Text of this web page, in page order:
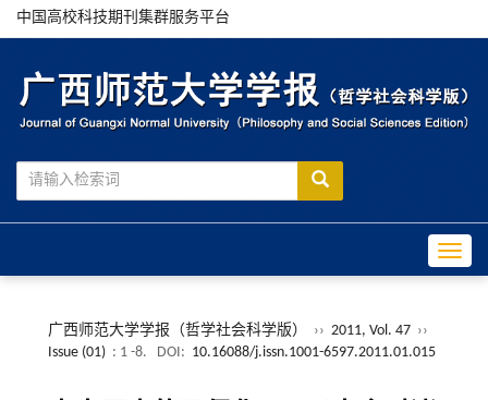
中国高校科技期刊集群服务平台
广西师范大学学报（哲学社会科学版） ›› 2011, Vol. 47 ››
Issue (01) : 1 -8. DOI: 10.16088/j.issn.1001-6597.2011.01.015